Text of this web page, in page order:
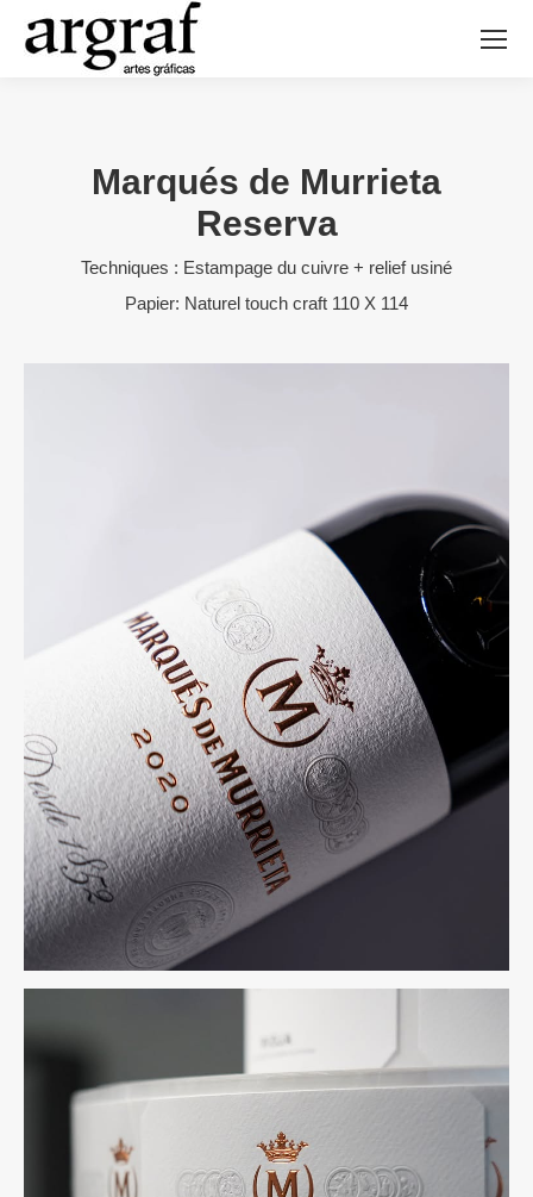
Marqués de Murrieta
Reserva
Techniques : Estampage du cuivre + relief usiné
Papier: Naturel touch craft 110 X 114